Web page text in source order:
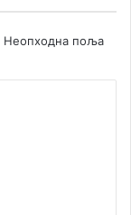
Неопходна поља